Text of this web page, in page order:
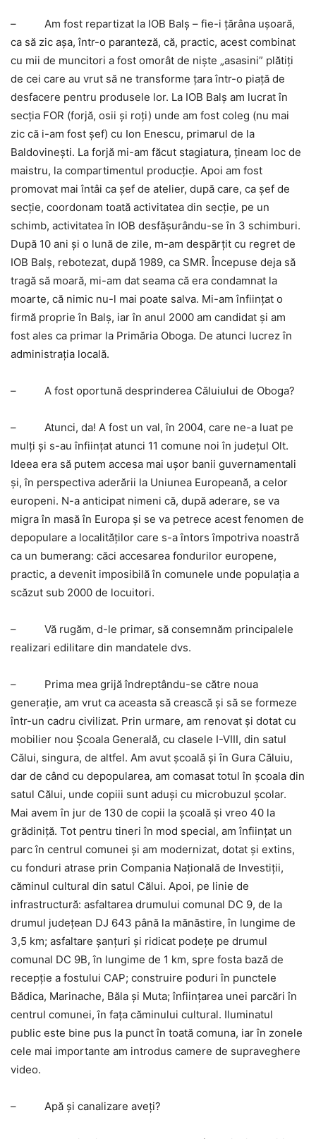
– Am fost repartizat la IOB Balş – fie-i ţărâna uşoară,
ca să zic aşa, într-o paranteză, că, practic, acest combinat
cu mii de muncitori a fost omorât de nişte „asasini” plătiţi
de cei care au vrut să ne transforme ţara într-o piaţă de
desfacere pentru produsele lor. La IOB Balş am lucrat în
secţia FOR (forjă, osii şi roţi) unde am fost coleg (nu mai
zic că i-am fost şef) cu Ion Enescu, primarul de la
Baldovineşti. La forjă mi-am făcut stagiatura, ţineam loc de
maistru, la compartimentul producţie. Apoi am fost
promovat mai întâi ca şef de atelier, după care, ca şef de
secţie, coordonam toată activitatea din secţie, pe un
schimb, activitatea în IOB desfăşurându-se în 3 schimburi.
După 10 ani şi o lună de zile, m-am despărţit cu regret de
IOB Balş, rebotezat, după 1989, ca SMR. Începuse deja să
tragă să moară, mi-am dat seama că era condamnat la
moarte, că nimic nu-l mai poate salva. Mi-am înfiinţat o
firmă proprie în Balş, iar în anul 2000 am candidat şi am
fost ales ca primar la Primăria Oboga. De atunci lucrez în
administraţia locală.
– A fost oportună desprinderea Căluiului de Oboga?
– Atunci, da! A fost un val, în 2004, care ne-a luat pe
mulţi şi s-au înfiinţat atunci 11 comune noi în judeţul Olt.
Ideea era să putem accesa mai uşor banii guvernamentali
şi, în perspectiva aderării la Uniunea Europeană, a celor
europeni. N-a anticipat nimeni că, după aderare, se va
migra în masă în Europa şi se va petrece acest fenomen de
depopulare a localităţilor care s-a întors împotriva noastră
ca un bumerang: căci accesarea fondurilor europene,
practic, a devenit imposibilă în comunele unde populaţia a
scăzut sub 2000 de locuitori.
– Vă rugăm, d-le primar, să consemnăm principalele
realizari edilitare din mandatele dvs.
– Prima mea grijă îndreptându-se către noua
generaţie, am vrut ca aceasta să crească şi să se formeze
într-un cadru civilizat. Prin urmare, am renovat şi dotat cu
mobilier nou Şcoala Generală, cu clasele I-VIII, din satul
Călui, singura, de altfel. Am avut şcoală şi în Gura Căluiu,
dar de când cu depopularea, am comasat totul în şcoala din
satul Călui, unde copiii sunt aduşi cu microbuzul şcolar.
Mai avem în jur de 130 de copii la şcoală şi vreo 40 la
grădiniţă. Tot pentru tineri în mod special, am înfiinţat un
parc în centrul comunei şi am modernizat, dotat şi extins,
cu fonduri atrase prin Compania Naţională de Investiţii,
căminul cultural din satul Călui. Apoi, pe linie de
infrastructură: asfaltarea drumului comunal DC 9, de la
drumul judeţean DJ 643 până la mănăstire, în lungime de
3,5 km; asfaltare şanţuri şi ridicat podeţe pe drumul
comunal DC 9B, în lungime de 1 km, spre fosta bază de
recepţie a fostului CAP; construire poduri în punctele
Bădica, Marinache, Băla şi Muta; înfiinţarea unei parcări în
centrul comunei, în faţa căminului cultural. Iluminatul
public este bine pus la punct în toată comuna, iar în zonele
cele mai importante am introdus camere de supraveghere
video.
– Apă şi canalizare aveţi?